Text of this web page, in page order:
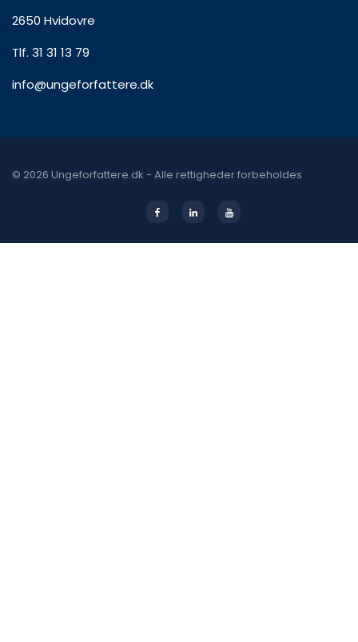
2650 Hvidovre
Tlf. 31 31 13 79
info@ungeforfattere.dk
© 2026 Ungeforfattere.dk - Alle rettigheder forbeholdes
FacebookLinkedinYoutube